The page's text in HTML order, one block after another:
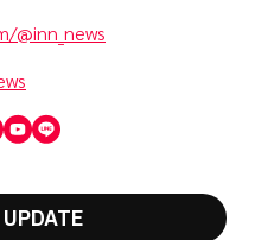
@inn_news